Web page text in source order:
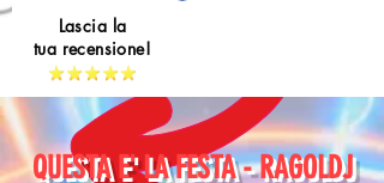
Lascia la
tua recensione!
QUESTA E' LA FESTA - RAGOLDJ